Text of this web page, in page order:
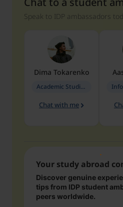
Chat to a student
Speak to IDP ambassadors
Dima Tokarenko
Academic Studies in Education
Chat with me
Your study abroad
Discover genuine
tips from IDP student
peers worldwide.